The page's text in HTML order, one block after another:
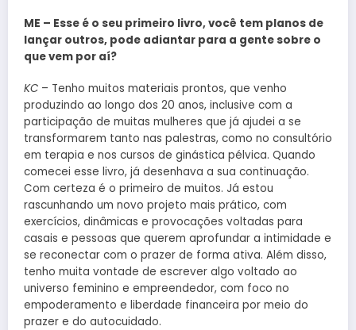
ME – Esse é o seu primeiro livro, você tem planos de
lançar outros, pode adiantar para a gente sobre o
que vem por aí?
KC – Tenho muitos materiais prontos, que venho
produzindo ao longo dos 20 anos, inclusive com a
participação de muitas mulheres que já ajudei a se
transformarem tanto nas palestras, como no consultório
em terapia e nos cursos de ginástica pélvica. Quando
comecei esse livro, já desenhava a sua continuação.
Com certeza é o primeiro de muitos. Já estou
rascunhando um novo projeto mais prático, com
exercícios, dinâmicas e provocações voltadas para
casais e pessoas que querem aprofundar a intimidade e
se reconectar com o prazer de forma ativa. Além disso,
tenho muita vontade de escrever algo voltado ao
universo feminino e empreendedor, com foco no
empoderamento e liberdade financeira por meio do
prazer e do autocuidado.